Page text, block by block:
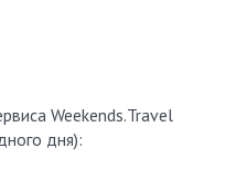
Weekends.Travel
дня):